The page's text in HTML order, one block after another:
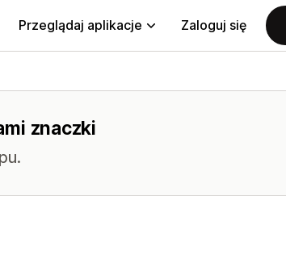
Przeglądaj aplikacje Zaloguj się
znaczki